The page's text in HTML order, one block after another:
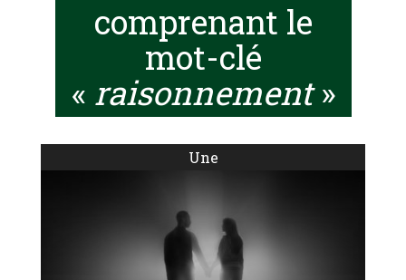
comprenant le
mot-clé
« raisonnement»
Une